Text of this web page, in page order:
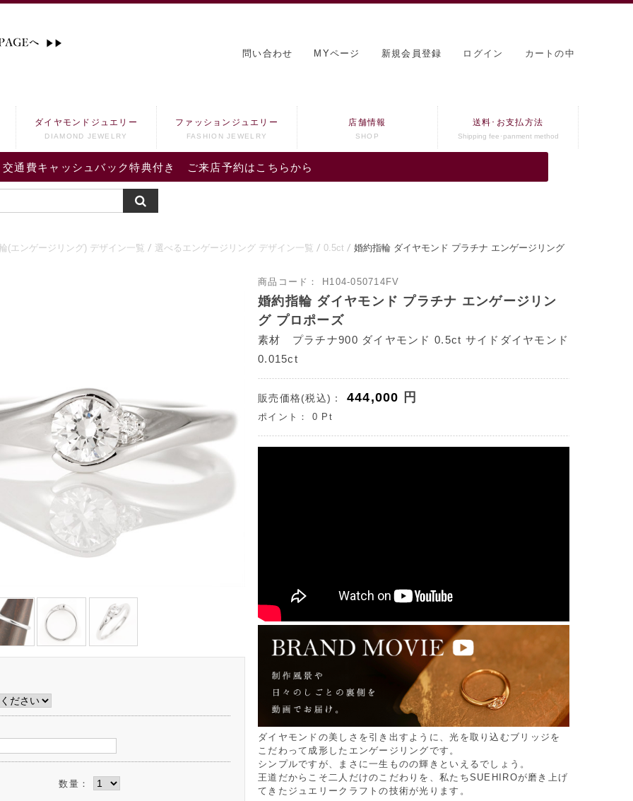
問い合わせ MYページ 新規会員登録 ログイン カートの中
交通費キャッシュバック特典付き ご来店予約はこちらから
ダイヤモンドジュエリー
DIAMOND JEWELRY
ファッションジュエリー
FASHION JEWELRY
店舗情報
SHOP
送料･お支払方法
Shipping fee･panment method
(エンゲージリング) デザイン一覧 選べるエンゲージリング デザイン一覧 0.5ct
婚約指輪 ダイヤモンド プラチナ エンゲージリング
数量：
商品コード： H104-050714FV
婚約指輪 ダイヤモンド プラチナ エンゲージリン
グ プロポーズ
素材 プラチナ900 ダイヤモンド 0.5ct サイドダイヤモンド
0.015ct
販売価格(税込)： 444,000 円
ポイント： 0 Pt
ダイヤモンドの美しさを引き出すように、光を取り込むブリッジを
こだわって成形したエンゲージリングです。
シンプルですが、まさに一生ものの輝きといえるでしょう。
王道だからこそ二人だけのこだわりを、私たちSUEHIROが磨き上げ
てきたジュエリークラフトの技術が光ります。